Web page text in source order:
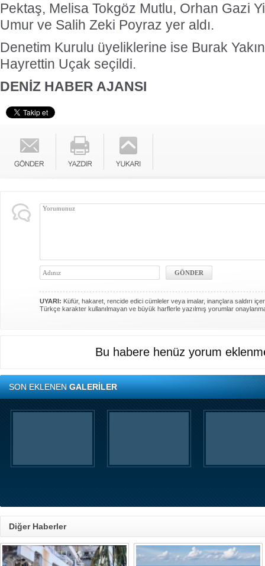
Pektaş, Melisa Tokgöz Mutlu, Orhan Gazi
Umur ve Salih Zeki Poyraz yer aldı.
Denetim Kurulu üyeliklerine ise Burak
Hayrettin Uçak seçildi.
DENİZ HABER AJANSI
UYARI: Küfür, hakaret, rencide edici cümleler veya imalar, inançlara saldırı
Türkçe karakter kullanılmayan ve büyük harflerle yazılmış yorumlar
Bu habere henüz yorum
SON EKLENENGALERİLER
Diğer Haberler